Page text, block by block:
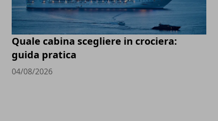
Quale cabina scegliere in crociera:
guida pratica
04/08/2026